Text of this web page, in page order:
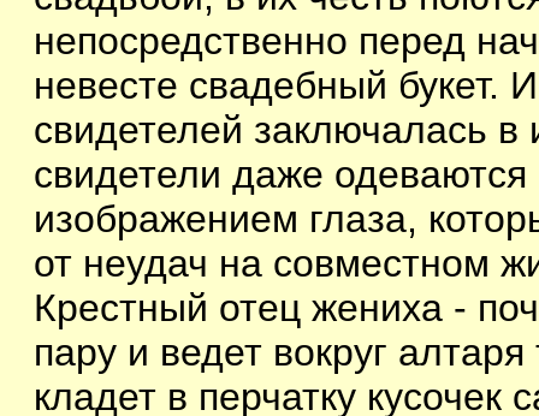
непосредственно перед
невесте свадебный букет.
свидетелей заключалась
свидетели даже
изображением глаза,
от неудач на совместном
Крестный отец жениха -
пару и ведет вокруг
кладет в перчатку